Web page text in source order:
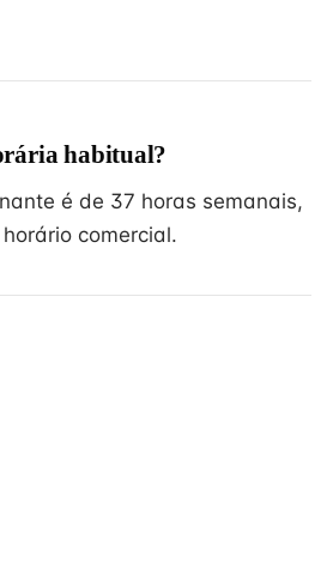
habitual?
é de 37 horas semanais,
comercial.